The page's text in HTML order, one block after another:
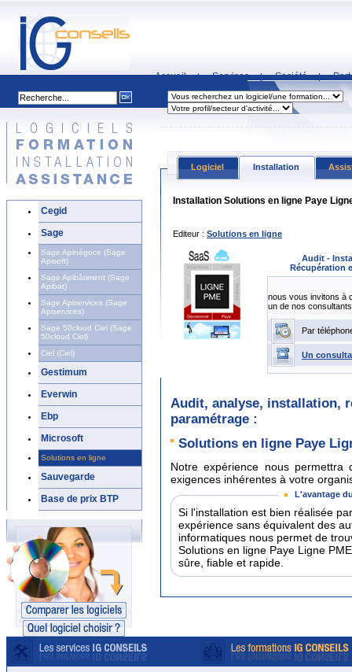
Accueil | Services | Société |
Cegid
Sage
Sage Apinégoce (Sage
Apisoft)
Sage Apibâtiment (Sage
Apibat)
Sage Apiservices (Sage
Apiservices)
Sage 50cloud Ciel (Sage
50cloud Ciel)
Ciel (Ciel)
Gestimum
Everwin
Ebp
Microsoft
Solutions en ligne
Sauvegarde
Base de prix BTP
Logiciel Installation
Installation Solutions en ligne Paye
Editeur : Solutions en ligne
Audit -
Récupération
nous vous invitons à
un de nos consultants
Par
Un
Audit, analyse, installation,
paramétrage :
Solutions en ligne Paye
Notre expérience nous
exigences inhérentes à votre
L'avantage
Si l'installation est bien réalisée
expérience sans équivalent des
informatiques nous permet de
Solutions en ligne Paye Ligne
sûre, fiable et rapide.